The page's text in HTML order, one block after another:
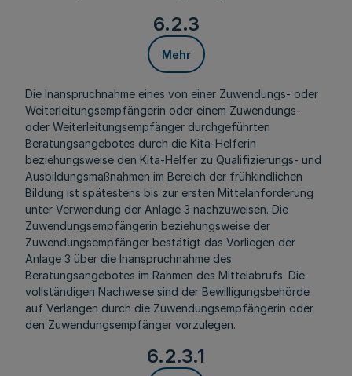
6.2.3
Mehr
Die Inanspruchnahme eines von einer Zuwendungs- oder
Weiterleitungsempfängerin oder einem Zuwendungs-
oder Weiterleitungsempfänger durchgeführten
Beratungsangebotes durch die Kita-Helferin
beziehungsweise den Kita-Helfer zu Qualifizierungs- und
Ausbildungsmaßnahmen im Bereich der frühkindlichen
Bildung ist spätestens bis zur ersten Mittelanforderung
unter Verwendung der Anlage 3 nachzuweisen. Die
Zuwendungsempfängerin beziehungsweise der
Zuwendungsempfänger bestätigt das Vorliegen der
Anlage 3 über die Inanspruchnahme des
Beratungsangebotes im Rahmen des Mittelabrufs. Die
vollständigen Nachweise sind der Bewilligungsbehörde
auf Verlangen durch die Zuwendungsempfängerin oder
den Zuwendungsempfänger vorzulegen.
6.2.3.1